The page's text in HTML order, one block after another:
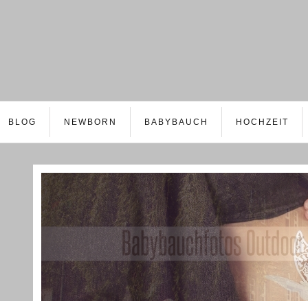
BLOG NEWBORN BABYBAUCH HOCHZEIT